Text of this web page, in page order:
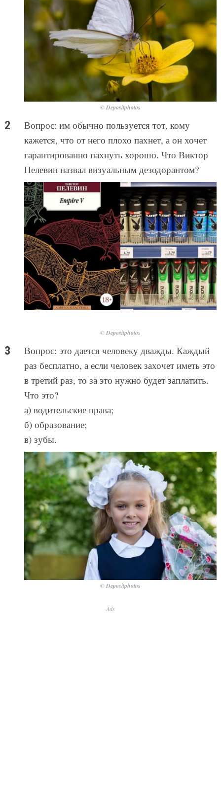
© Depositphotos
Вопрос: им обычно пользуется тот, кому
кажется, что от него плохо пахнет, а он хочет
гарантированно пахнуть хорошо. Что Виктор
Пелевин назвал визуальным дезодорантом?
© Depositphotos
Вопрос: это дается человеку дважды. Каждый
раз бесплатно, а если человек захочет иметь это
в третий раз, то за это нужно будет заплатить.
Что это?
а) водительские права;
б) образование;
в) зубы.
© Depositphotos
Ads